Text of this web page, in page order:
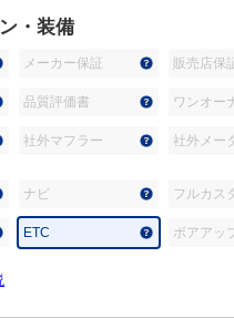
・装備
メーカー保証 販売店保
品質評価書 ワンオー
社外マフラー 社外メー
ナビ フルカス
ETC ボアアッ